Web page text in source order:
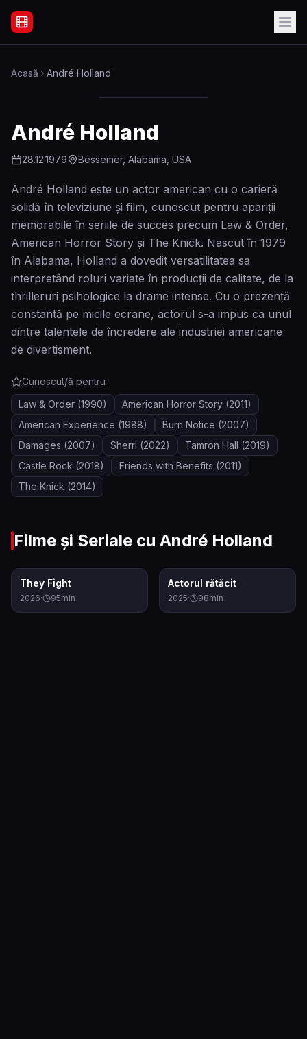
Filme Online Subtitrate - Acasă
Acasă André Holland
André Holland
28.12.1979 Bessemer, Alabama, USA
André Holland este un actor american cu o carieră
solidă în televiziune și film, cunoscut pentru apariții
memorabile în seriile de succes precum Law & Order,
American Horror Story și The Knick. Nascut în 1979
în Alabama, Holland a dovedit versatilitatea sa
interpretând roluri variate în producții de calitate, de la
thrilleruri psihologice la drame intense. Cu o prezență
constantă pe micile ecrane, actorul s-a impus ca unul
dintre talentele de încredere ale industriei americane
de divertisment.
Cunoscut/ă pentru
Law & Order (1990) American Horror Story (2011)
American Experience (1988) Burn Notice (2007)
Damages (2007) Sherri (2022) Tamron Hall (2019)
Castle Rock (2018) Friends with Benefits (2011)
The Knick (2014)
Filme și Seriale cu André Holland
They Fight
2026· 95min
Actorul rătăcit
2025· 98min